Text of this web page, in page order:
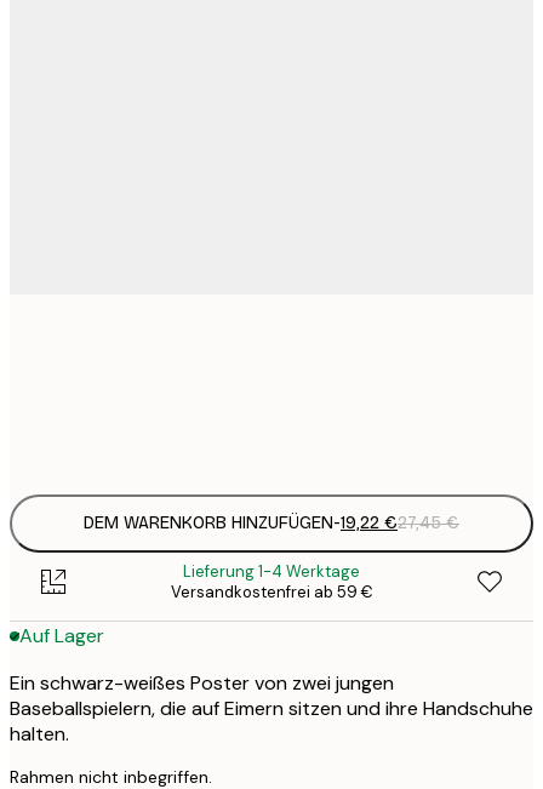
DEM WARENKORB HINZUFÜGEN-19,22 €27,45 €
Lieferung 1-4 Werktage
Versandkostenfrei ab 59 €
Auf Lager
Ein schwarz-weißes Poster von zwei jungen
Baseballspielern, die auf Eimern sitzen und ihre Handschuhe
halten.
Rahmen nicht inbegriffen.